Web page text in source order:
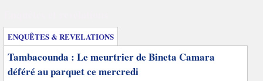
ENQUÊTES & REVELATIONS
Tambacounda : Le meurtrier de Bineta Camara
déféré au parquet ce mercredi